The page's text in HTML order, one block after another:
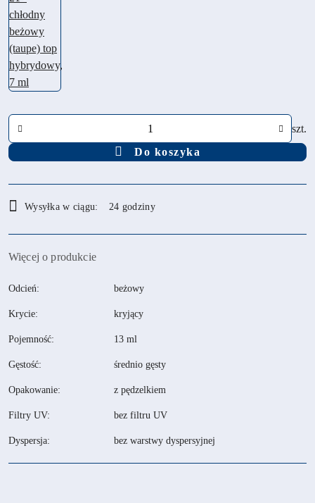
szt.
Do koszyka
i
dostawa
Wysyłka w ciągu: 24 godziny
Więcej o produkcie
Odcień: beżowy
Krycie: kryjący
Pojemność: 13 ml
Gęstość: średnio gęsty
Opakowanie: z pędzelkiem
Filtry UV: bez filtru UV
Dyspersja: bez warstwy dyspersyjnej